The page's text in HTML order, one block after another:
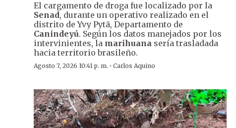
El cargamento de droga fue localizado por la
Senad, durante un operativo realizado en el
distrito de Yvy Pytã, Departamento de
Canindeyú. Según los datos manejados por los
intervinientes, la marihuana sería trasladada
hacia territorio brasileño.
Agosto 7, 2026 10:41 p. m. · Carlos Aquino